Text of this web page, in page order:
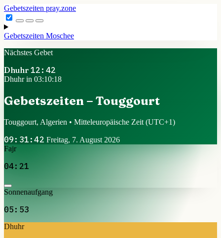
Gebetszeiten pray.zone
Gebetszeiten Moschee
Nächstes Gebet
Dhuhr 12:42
Dhuhr in 03:10:17
Gebetszeiten – Touggourt
Touggourt, Algerien • Mitteleuropäische Zeit (UTC+1)
09:31:43 Freitag, 7. August 2026
Fajr
04:21
Sonnenaufgang
05:53
Dhuhr